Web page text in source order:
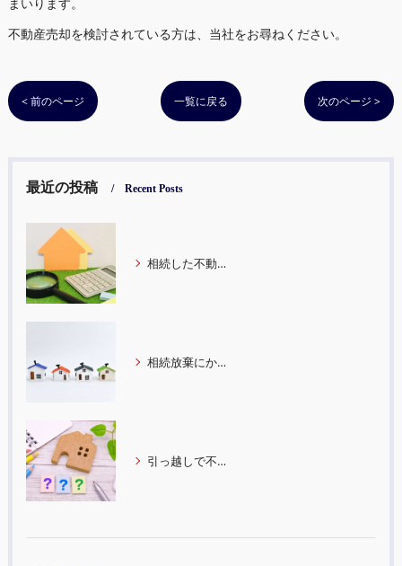
不動産売却を検討されている方は、当社をお尋ねください。
< 前のページ 一覧に戻る 次のページ >
最近の投稿 Recent Posts
相続した不動産から住み替えする際のタイミングと注意点
相続放棄にかかる費用はどれくらい？費用が上がるケースについてもご紹介します！
引っ越しで不動産売却をする際にかかる税金や費用についてご紹介します！